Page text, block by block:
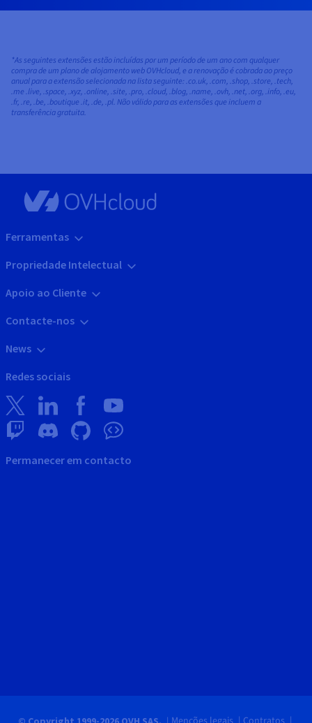
*As seguintes extensões estão incluídas por um período de um ano com qualquer
compra de um plano de alojamento web OVHcloud, e a renovação é cobrada ao preço
anual para a extensão selecionada na lista seguinte: .co.uk, .com, .shop, .store, .tech,
.me .live, .space, .xyz, .online, .site, .pro, .cloud, .blog, .name, .ovh, .net, .org, .info, .eu,
.fr, .re, .be, .boutique .it, .de, .pl. Não válido para as extensões que incluem a
transferência gratuita.
Ferramentas
Propriedade Intelectual
Apoio ao Cliente
Contacte-nos
News
Redes sociais
Permanecer em contacto